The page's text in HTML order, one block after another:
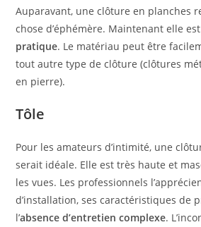
Auparavant, une clôture en planches
chose d’éphémère. Maintenant elle est
pratique. Le matériau peut être
tout autre type de clôture (clôtures
en pierre).
Tôle
Pour les amateurs d’intimité, une
serait idéale. Elle est très haute et
les vues. Les professionnels
d’installation, ses caractéristiques de
l’absence d’entretien complexe.